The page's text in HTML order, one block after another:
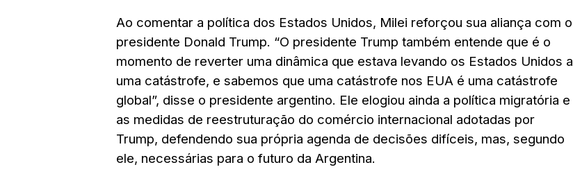
Ao comentar a política dos Estados Unidos, Milei reforçou sua aliança com o
presidente Donald Trump. “O presidente Trump também entende que é o
momento de reverter uma dinâmica que estava levando os Estados Unidos a
uma catástrofe, e sabemos que uma catástrofe nos EUA é uma catástrofe
global”, disse o presidente argentino. Ele elogiou ainda a política migratória e
as medidas de reestruturação do comércio internacional adotadas por
Trump, defendendo sua própria agenda de decisões difíceis, mas, segundo
ele, necessárias para o futuro da Argentina.